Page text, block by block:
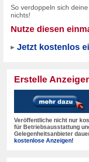
So verdoppeln sich
nichts!
Nutze diesen
Jetzt kostenlos
Erstelle
Veröffentliche nicht nur
für Betriebsausstattung
Gelegenheitsanbieter
kostenlose Anzeigen!